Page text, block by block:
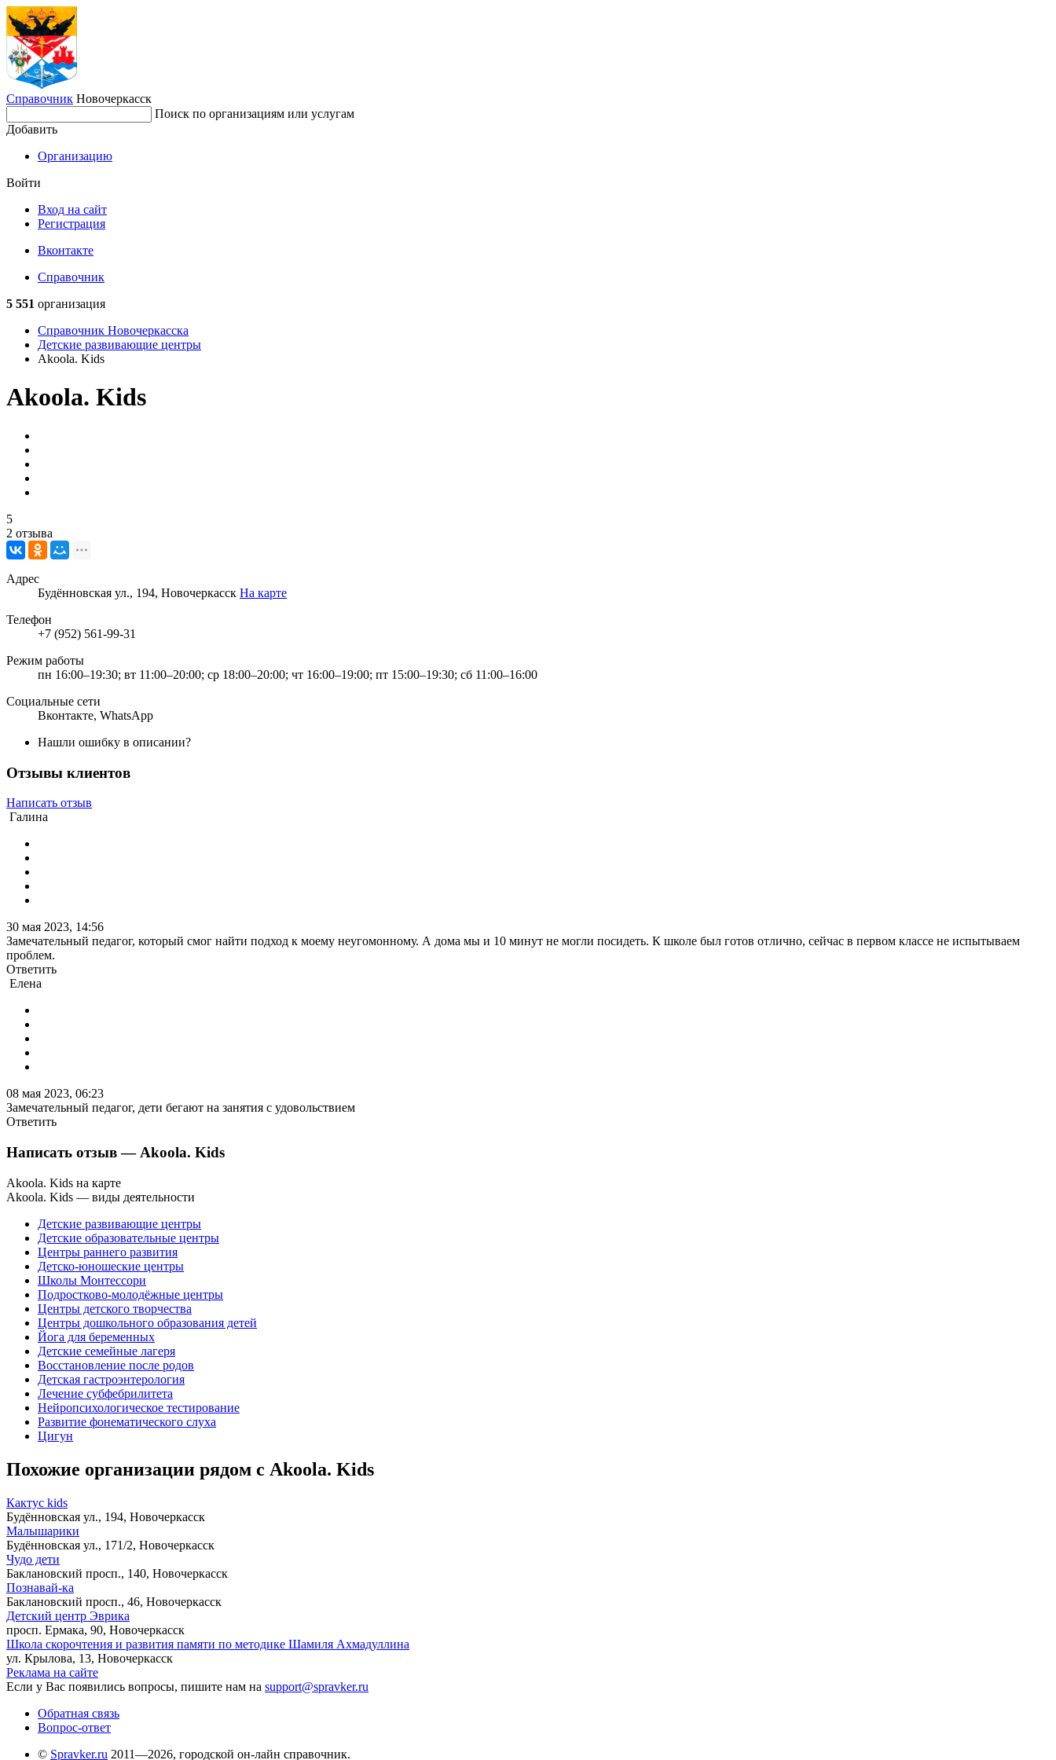
Справочник Новочеркасск
Поиск по организациям или услугам
Добавить
Организацию
Войти
Вход на сайт
Регистрация
Вконтакте
Справочник
5 551 организация
Справочник Новочеркасска
Детские развивающие центры
Akoola. Kids
Akoola. Kids
5
2 отзыва
Адрес
Будённовская ул., 194, Новочеркасск На карте
Телефон
+7 (952) 561-99-31
Режим работы
пн 16:00–19:30; вт 11:00–20:00; ср 18:00–20:00; чт 16:00–19:00; пт 15:00–19:30; сб 11:00–16:00
Социальные сети
Вконтакте, WhatsApp
Нашли ошибку в описании?
Отзывы клиентов
Написать отзыв
Галина
30 мая 2023, 14:56
Замечательный педагог, который смог найти подход к моему неугомонному. А дома мы и 10 минут не могли посидеть. К школе был готов отлично, сейчас в первом классе не испытываем
проблем.
Ответить
Елена
08 мая 2023, 06:23
Замечательный педагог, дети бегают на занятия с удовольствием
Ответить
Написать отзыв— Akoola. Kids
Akoola. Kids на карте
Akoola. Kids — виды деятельности
Детские развивающие центры
Детские образовательные центры
Центры раннего развития
Детско-юношеские центры
Школы Монтессори
Подростково-молодёжные центры
Центры детского творчества
Центры дошкольного образования детей
Йога для беременных
Детские семейные лагеря
Восстановление после родов
Детская гастроэнтерология
Лечение субфебрилитета
Нейропсихологическое тестирование
Развитие фонематического слуха
Цигун
Похожие организации рядом с Akoola. Kids
Кактус kids
Будённовская ул., 194, Новочеркасск
Малышарики
Будённовская ул., 171/2, Новочеркасск
Чудо дети
Баклановский просп., 140, Новочеркасск
Познавай-ка
Баклановский просп., 46, Новочеркасск
Детский центр Эврика
просп. Ермака, 90, Новочеркасск
Школа скорочтения и развития памяти по методике Шамиля Ахмадуллина
ул. Крылова, 13, Новочеркасск
Реклама на сайте
Если у Вас появились вопросы, пишите нам на support@spravker.ru
Обратная связь
Вопрос-ответ
© Spravker.ru 2011—2026, городской он-лайн справочник.